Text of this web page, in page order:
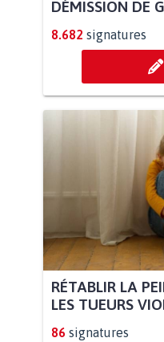
DÉMISSION DE
8.682 signatures
RÉTABLIR LA
LES TUEURS
86 signatures